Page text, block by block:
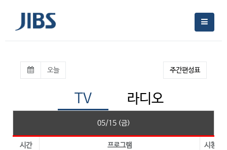
오늘
TV 라디오
주간편성표
05/15 (금)
시간 프로그램 시청등